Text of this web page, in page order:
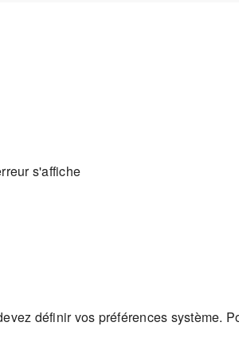
s'affiche
définir vos préférences système.